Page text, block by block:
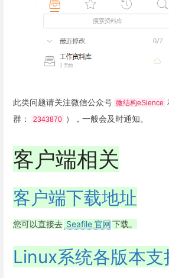
此类问题请关注微信公众号 微结构eSience
群：
2343870 ），一般会及时通知。
客户端相关
客户端下载地址
您可以直接去 Seafile 官网下载。
Linux系统各版本支